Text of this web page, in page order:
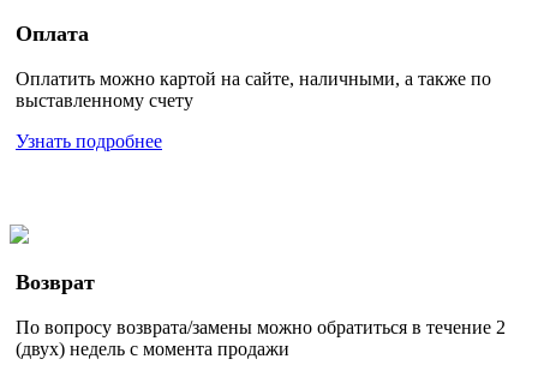
Оплата
Оплатить можно картой на сайте, наличными, а также по
выставленному счету
Узнать подробнее
Возврат
По вопросу возврата/замены можно обратиться в течение 2
(двух) недель с момента продажи